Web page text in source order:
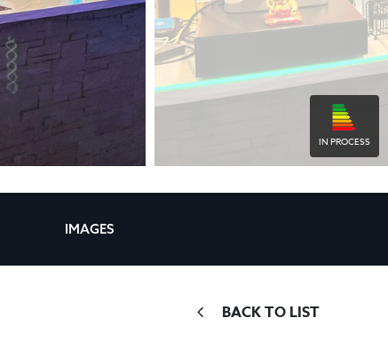
IN PROCESS
IMAGES
BACK TO LIST